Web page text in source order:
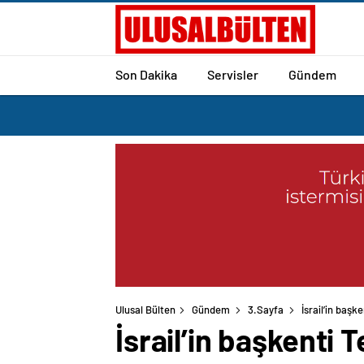
Son Dakika Servisler Gündem
Ulusal Bülten Gündem 3.Sayfa İsrail’in
İsrail’in başkenti